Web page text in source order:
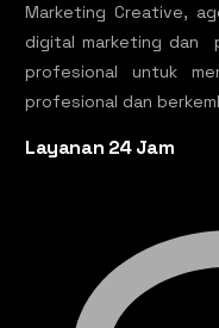
Marketing Creative,
digital marketing dan
profesional untuk
profesional dan
Layanan 24 Jam